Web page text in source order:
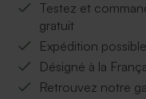
Testez et
gratuit
Expédition
Désigné à la
Retrouvez notre